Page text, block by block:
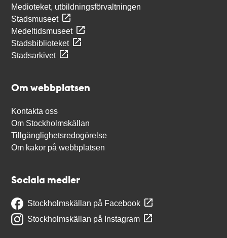
Medioteket, utbildningsförvaltningen
Stadsmuseet
Medeltidsmuseet
Stadsbiblioteket
Stadsarkivet
Om webbplatsen
Kontakta oss
Om Stockholmskällan
Tillgänglighetsredogörelse
Om kakor på webbplatsen
Sociala medier
Stockholmskällan på Facebook
Stockholmskällan på Instagram